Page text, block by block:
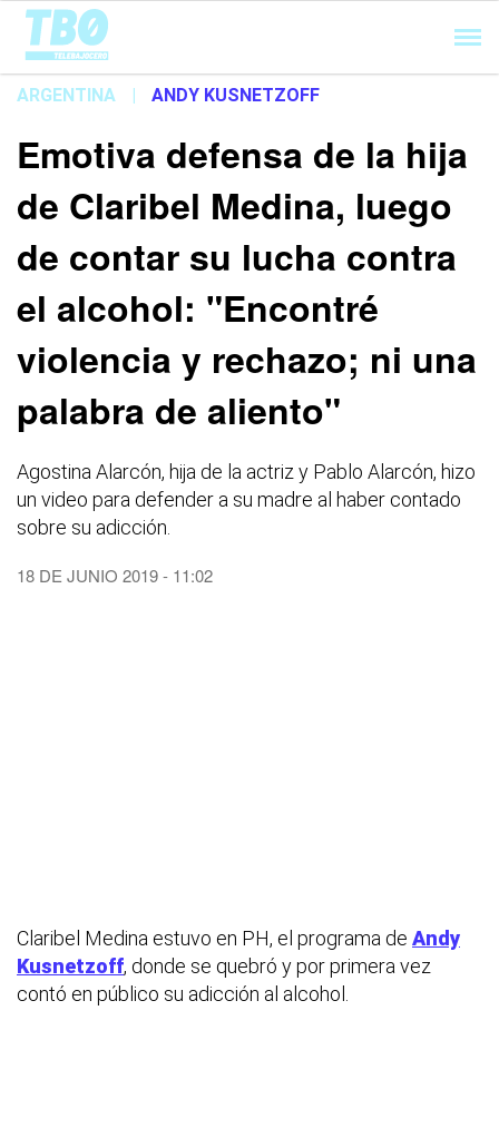
Cargando...
ARGENTINA | ANDY KUSNETZOFF
Emotiva defensa de la hija
de Claribel Medina, luego
de contar su lucha contra
el alcohol: "Encontré
violencia y rechazo; ni una
palabra de aliento"
Agostina Alarcón, hija de la actriz y Pablo Alarcón, hizo
un video para defender a su madre al haber contado
sobre su adicción.
18 DE JUNIO 2019 - 11:02
Claribel Medina estuvo en PH, el programa de Andy
Kusnetzoff, donde se quebró y por primera vez
contó en público su adicción al alcohol.